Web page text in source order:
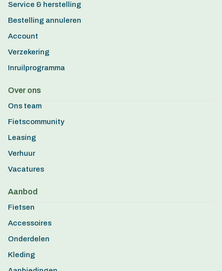
Service & herstelling
Bestelling annuleren
Account
Verzekering
Inruilprogramma
Over ons
Ons team
Fietscommunity
Leasing
Verhuur
Vacatures
Aanbod
Fietsen
Accessoires
Onderdelen
Kleding